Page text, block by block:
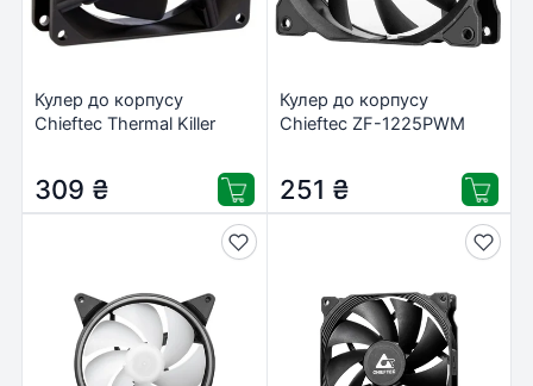
Кулер до корпусу
Chieftec Thermal Killer
309 ₴
Кулер до корпусу
Chieftec ZF-1225PWM
251 ₴